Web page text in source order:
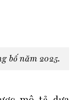
bố năm 2025.